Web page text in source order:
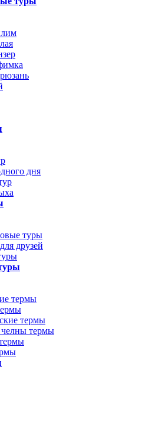
дня
туры
друзей
термы
термы
термы